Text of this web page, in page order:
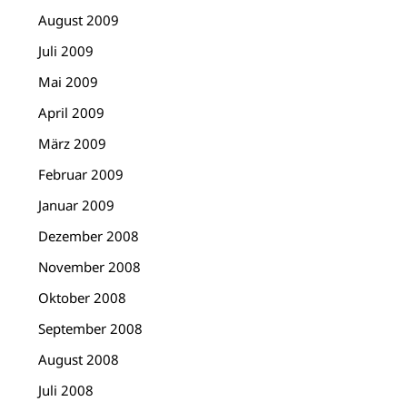
August 2009
Juli 2009
Mai 2009
April 2009
März 2009
Februar 2009
Januar 2009
Dezember 2008
November 2008
Oktober 2008
September 2008
August 2008
Juli 2008